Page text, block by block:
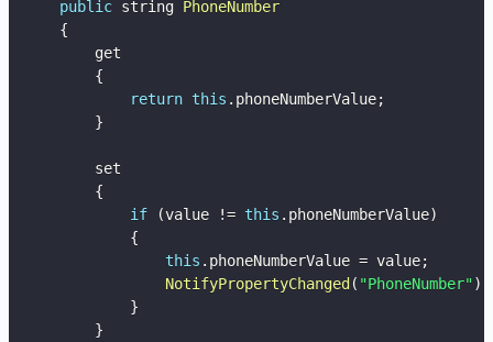
public string PhoneNumber
{
        get
{
return this . phoneNumberValue;
}
        set
{
if
(value != this . phoneNumberValue)
{
this . phoneNumberValue = value;
NotifyPropertyChanged ( "PhoneNumber")
}
}